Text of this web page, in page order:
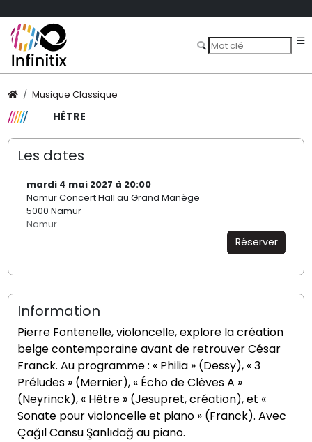
Musique Classique
HÊTRE
Les dates
mardi 4 mai 2027 à 20:00
Namur Concert Hall au Grand Manège
5000 Namur
Namur
Réserver
Information
Pierre Fontenelle, violoncelle, explore la création
belge contemporaine avant de retrouver César
Franck. Au programme : « Philia » (Dessy), « 3
Préludes » (Mernier), « Écho de Clèves A »
(Neyrinck), « Hêtre » (Jesupret, création), et «
Sonate pour violoncelle et piano » (Franck). Avec
Çağıl Cansu Şanlıdağ au piano.